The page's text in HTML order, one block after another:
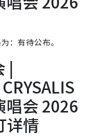
：有待公布。
|
会 2026
详情